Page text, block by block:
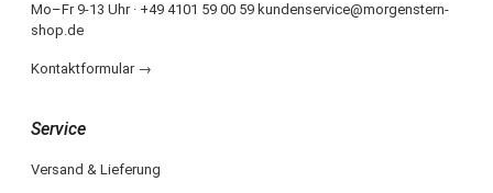
Mo–Fr 9-13 Uhr · +49 4101 59 00 59 kundenservice@morgenstern-
shop.de
Kontaktformular →
Service
Versand & Lieferung